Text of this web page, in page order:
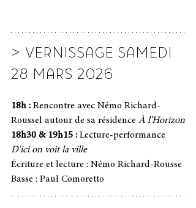
> VERNISSAGE SAMEDI
28 MARS 2026
18h : Rencontre avec Némo Richard-
Roussel autour de sa résidence À l'Horizon
18h30 & 19h15 : Lecture-performance
D'ici on voit la ville
Écriture et lecture : Némo Richard-Rousse
Basse : Paul Comoretto